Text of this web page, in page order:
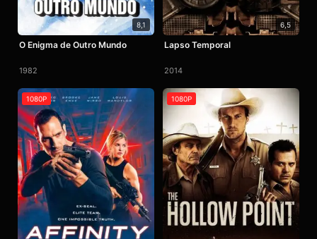
8,1
O Enigma de Outro Mundo
1982
6,5
Lapso Temporal
2014
1080P 1080P